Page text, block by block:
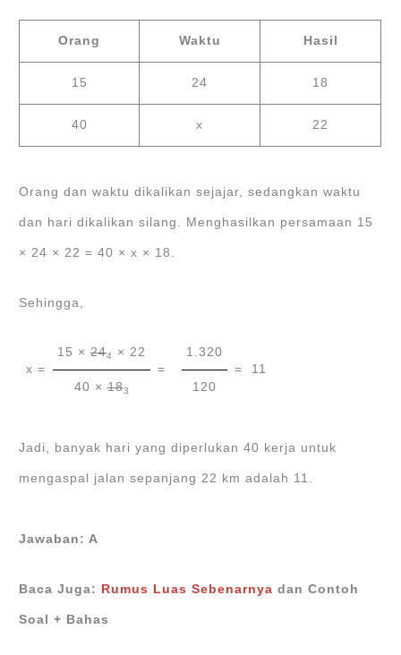
Orang Waktu Hasil
15 24 18
40 x 22
Orang dan waktu dikalikan sejajar, sedangkan waktu
dan hari dikalikan silang. Menghasilkan persamaan 15
× 24 × 22 = 40 × x × 18.
Sehingga,
x =
15 ×244 × 22
40 ×183
=
1.320
120
= 11
Jadi, banyak hari yang diperlukan 40 kerja untuk
mengaspal jalan sepanjang 22 km adalah 11.
Jawaban: A
Baca Juga: Rumus Luas Sebenarnya dan Contoh
Soal + Bahas